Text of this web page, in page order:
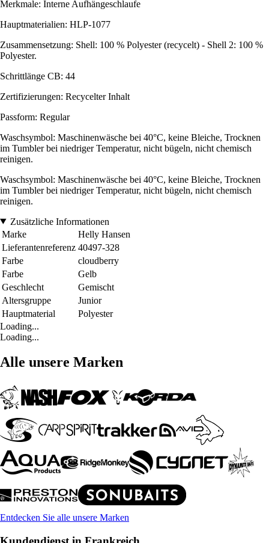
Merkmale: Interne Aufhängeschlaufe
Hauptmaterialien: HLP-1077
Zusammensetzung: Shell: 100 % Polyester (recycelt) - Shell 2: 100 %
Polyester.
Schrittlänge CB: 44
Zertifizierungen: Recycelter Inhalt
Passform: Regular
Waschsymbol: Maschinenwäsche bei 40°C, keine Bleiche, Trocknen
im Tumbler bei niedriger Temperatur, nicht bügeln, nicht chemisch
reinigen.
Waschsymbol: Maschinenwäsche bei 40°C, keine Bleiche, Trocknen
im Tumbler bei niedriger Temperatur, nicht bügeln, nicht chemisch
reinigen.
Zusätzliche Informationen
Marke
Helly Hansen
Lieferantenreferenz 40497-328
Farbe
cloudberry
Farbe
Gelb
Geschlecht
Gemischt
Altersgruppe
Junior
Hauptmaterial
Polyester
Loading...
Loading...
Alle unsere Marken
Entdecken Sie alle unsere Marken